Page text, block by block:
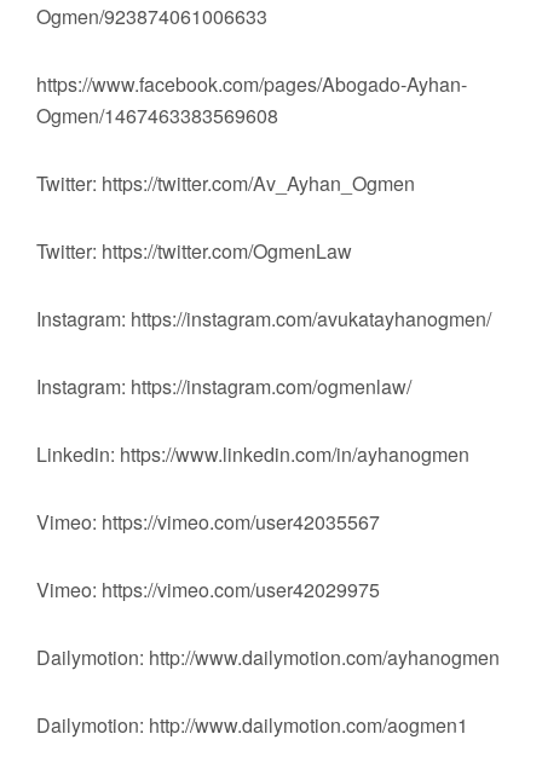
Ogmen/923874061006633
https://www.facebook.com/pages/Abogado-Ayhan-
Ogmen/1467463383569608
Twitter: https://twitter.com/Av_Ayhan_Ogmen
Twitter: https://twitter.com/OgmenLaw
Instagram: https://instagram.com/avukatayhanogmen/
Instagram: https://instagram.com/ogmenlaw/
Linkedin: https://www.linkedin.com/in/ayhanogmen
Vimeo: https://vimeo.com/user42035567
Vimeo: https://vimeo.com/user42029975
Dailymotion: http://www.dailymotion.com/ayhanogmen
Dailymotion: http://www.dailymotion.com/aogmen1